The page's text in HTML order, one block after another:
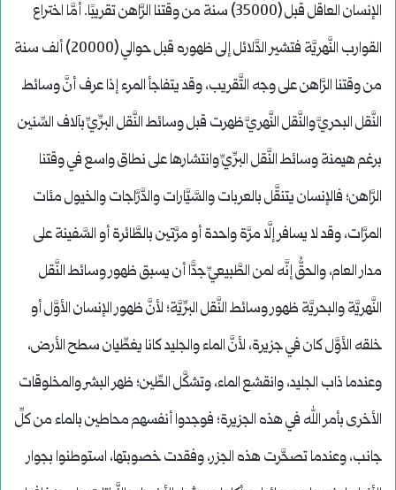
الإنسان العاقل قبل (35000) سنة من وقتنا الرَّاهن تقريبًا. أمَّا اختراع
القوارب النَّهريَّة فتشير الدَّلائل إلى ظهوره قبل حوالي (20000) ألف سنة
من وقتنا الرَّاهن على وجه التَّقريب، وقد يتفاجأ المرء إذا عرف أنَّ وسائط
النَّقل البحريَّ والنَّقل النَّهريَّ ظهرت قبل وسائط النَّقل البرِّيِّ بآلاف السِّنين
برغم هيمنة وسائط النَّقل البرِّيِّ وانتشارها على نطاق واسع في وقتنا
الرَّاهن؛ فالإنسان يتنقَّل بالعربات والسَّيَّارات والدَّرَّاجات والخيول مئات
المرَّات، وقد لا يسافر إلَّا مرَّة واحدة أو مرَّتين بالطَّائرة أو السَّفينة على
مدار العام، والحقُّ إنَّه لمن الطَّبيعيِّ جدًّا أن يسبق ظهور وسائط النَّقل
النَّهريَّة والبحريَّة ظهور وسائط النَّقل البرِّيَّة؛ لأنَّ ظهور الإنسان الأوَّل أو
خلقه الأوَّل كان في جزيرة، لأنَّ الماء والجليد كانا يغطِّيان سطح الأرض،
وعندما ذاب الجليد، وانقشع الماء، وتشكَّل الطِّين؛ ظهر البشر والمخلوقات
الأخرى بأمر الله في هذه الجزيرة؛ فوجدوا أنفسهم محاطين بالماء من كلِّ
جانب، وعندما تصحَّرت هذه الجزر، وفقدت خصوبتها، استوطنوا بجوار